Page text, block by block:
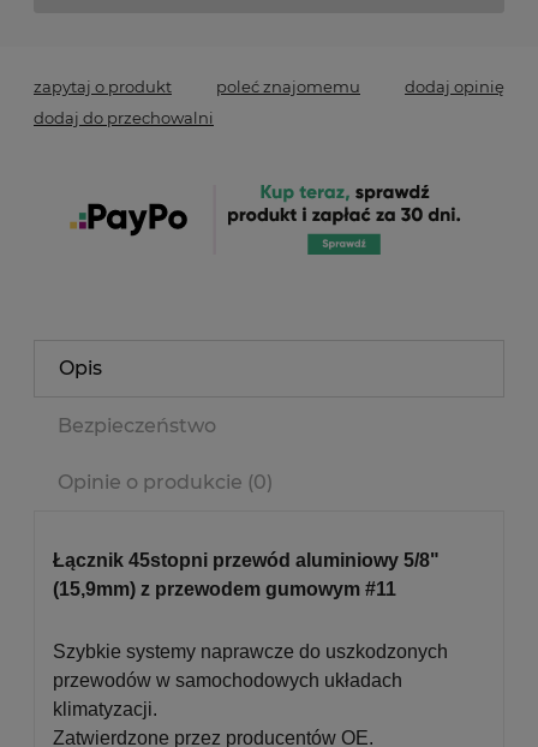
zapytaj o produkt poleć znajomemu
dodaj opinię
dodaj do przechowalni
Opis
Bezpieczeństwo
Opinie o produkcie (0)
Łącznik 45stopni przewód aluminiowy 5/8"
(15,9mm) z przewodem gumowym #11
Szybkie systemy naprawcze do uszkodzonych
przewodów w samochodowych układach
klimatyzacji.
Zatwierdzone przez producentów OE.